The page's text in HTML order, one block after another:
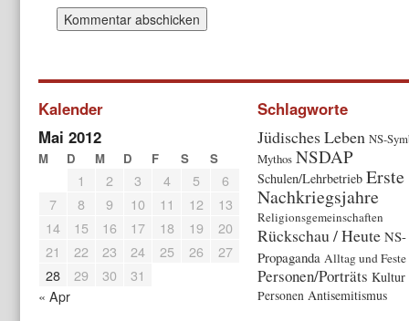
Kalender
Mai 2012
M D M D F S S
« Apr
1 2 3 4 5
6
7
8 9 10 11 12
13
14
15 16 17 18 19
20
21
22 23 24 25 26
27
28
29 30 31
Schlagworte
Jüdisches Leben NS-
Mythos NSDAP
Schulen/Lehrbetrieb Erste
Nachkriegsjahre
Religionsgemeinschaften
Rückschau / Heute NS-
Propaganda Alltag und Feste
Personen/Porträts Kultur
Personen Antisemitismus